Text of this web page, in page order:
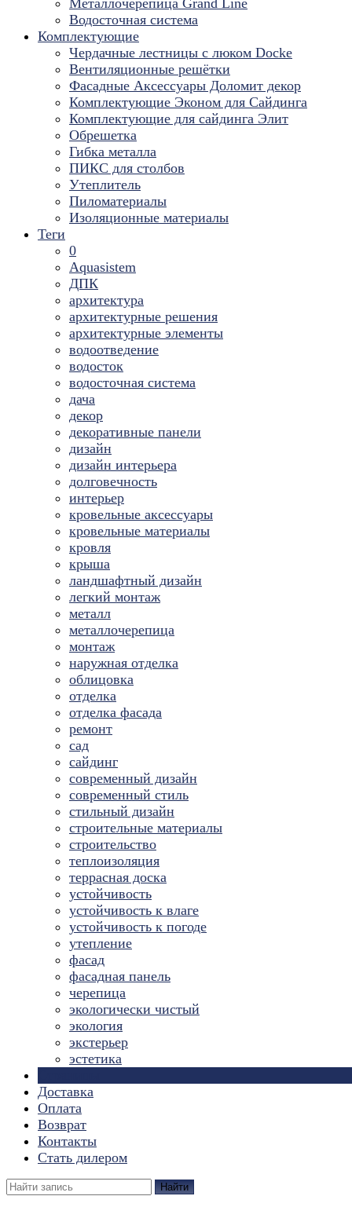
Металлочерепица Grand Line
Водосточная система
Комплектующие
Чердачные лестницы с люком Docke
Вентиляционные решётки
Фасадные Аксессуары Доломит декор
Комплектующие Эконом для Сайдинга
Комплектующие для cайдинга Элит
Обрешетка
Гибка металла
ПИКС для столбов
Утеплитель
Пиломатериалы
Изоляционные материалы
Теги
0
Aquasistem
ДПК
архитектура
архитектурные решения
архитектурные элементы
водоотведение
водосток
водосточная система
дача
декор
декоративные панели
дизайн
дизайн интерьера
долговечность
интерьер
кровельные аксессуары
кровельные материалы
кровля
крыша
ландшафтный дизайн
легкий монтаж
металл
металлочерепица
монтаж
наружная отделка
облицовка
отделка
отделка фасада
ремонт
сад
сайдинг
современный дизайн
современный стиль
стильный дизайн
строительные материалы
строительство
теплоизоляция
террасная доска
устойчивость
устойчивость к влаге
устойчивость к погоде
утепление
фасад
фасадная панель
черепица
экологически чистый
экология
экстерьер
эстетика
Доставка
Оплата
Возврат
Контакты
Стать дилером
Найти